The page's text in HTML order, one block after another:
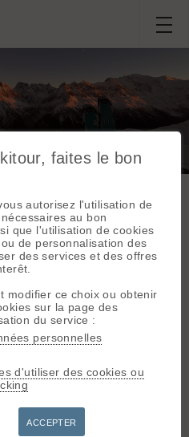
de la saison, à
Départ :Domaine
du Savoy (1030 m)
Orientation :
Ski : 2.2
zones sensibles
ciel
faites le bon
autorisez l'utilisation de
au bon
que l'utilisation de cookies
de personnalisation des
des services et des offres
modifier ce choix ou obtenir
sur la page des
du service :
personnelles
d'utiliser des cookies ou
ACCEPTER